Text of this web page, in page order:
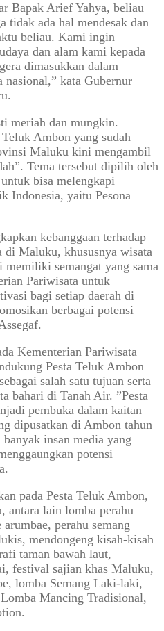
Bapak Arief Yahya, beliau
tidak ada hal mendesak dan
beliau. Kami ingin
dan alam kami kepada
dimasukkan dalam
kata Gubernur
meriah dan mungkin.
Ambon yang sudah
Maluku kini mengambil
Tema tersebut dipilih oleh
bisa melengkapi
Indonesia, yaitu Pesona
kebanggaan terhadap
di Maluku, khususnya wisata
memiliki semangat yang sama
Pariwisata untuk
bagi setiap daerah di
berbagai potensi
Kementerian Pariwisata
Pesta Teluk Ambon
salah satu tujuan serta
bahari di Tanah Air. ”Pesta
pembuka dalam kaitan
dipusatkan di Ambon tahun
insan media yang
potensi
pada Pesta Teluk Ambon,
antara lain lomba perahu
perahu semang
mendongeng kisah-kisah
taman bawah laut,
festival sajian khas Maluku,
lomba Semang Laki-laki,
Mancing Tradisional,